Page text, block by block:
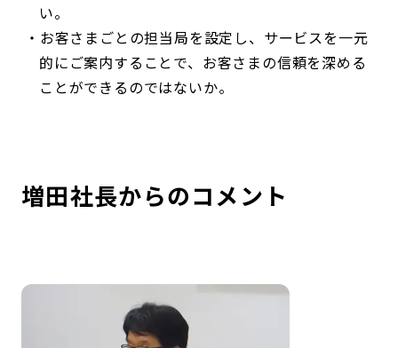
い。
お客さまごとの担当局を設定し、サービスを一元
的にご案内することで、お客さまの信頼を深める
ことができるのではないか。
増田社長からのコメント